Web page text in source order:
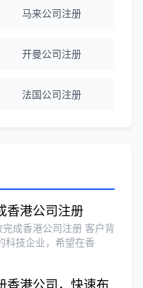
文件准备非常专
服务高效，推
站式服务，完
专业高效，非常
马来公司注册
开曼公司注册
法国公司注册
香港公司注册​
成香港公司注册​ ​客户背
科技企业，希望在香
香港公司，快速布